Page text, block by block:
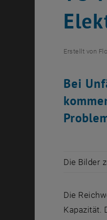
Erstellt von
Bei
Die Bilder
Die
Kapazität.